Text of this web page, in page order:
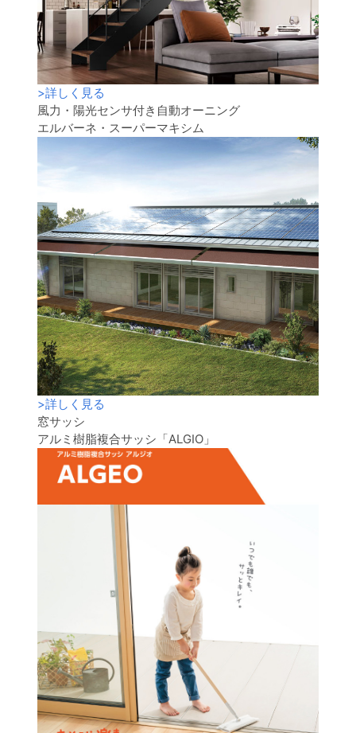
>詳しく見る
風力・陽光センサ付き自動オーニング
エルバーネ・スーパーマキシム
>詳しく見る
窓サッシ
アルミ樹脂複合サッシ「ALGIO」